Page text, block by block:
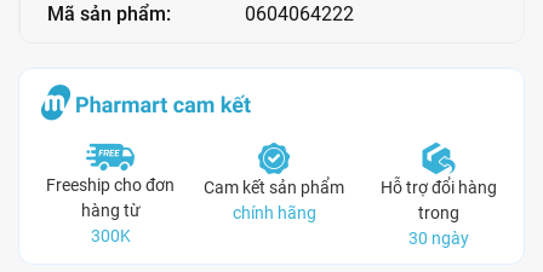
Mã sản phẩm: 0604064222
Freeship cho đơn
hàng từ
300K
Cam kết sản phẩm
chính hãng
Hỗ trợ đổi hàng
trong
30 ngày